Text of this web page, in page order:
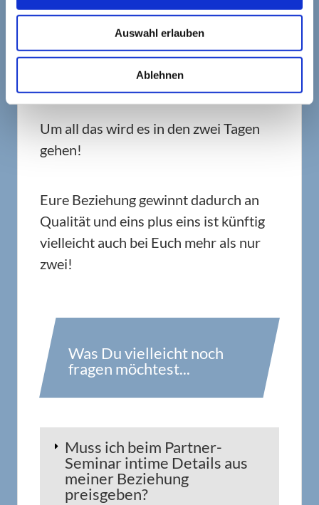
Auswahl erlauben
Ablehnen
vermeiden?.
Wie schaffst Ihr eine stabile
Basis für Eure Beziehung?.
Um all das wird es in den zwei Tagen
gehen!
Eure Beziehung gewinnt dadurch an
Qualität und eins plus eins ist künftig
vielleicht auch bei Euch mehr als nur
zwei!
Was Du vielleicht noch
fragen möchtest...
Muss ich beim Partner-
Seminar intime Details aus
meiner Beziehung
preisgeben?